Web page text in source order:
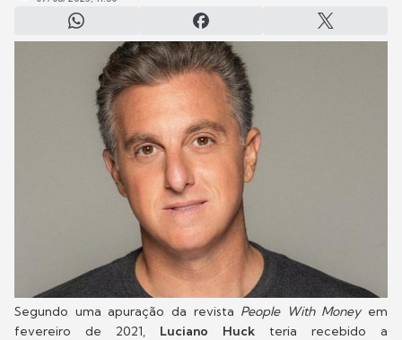
Segundo uma apuração da revista People With Moneyem
fevereiro de 2021, Luciano Huck teria recebido a